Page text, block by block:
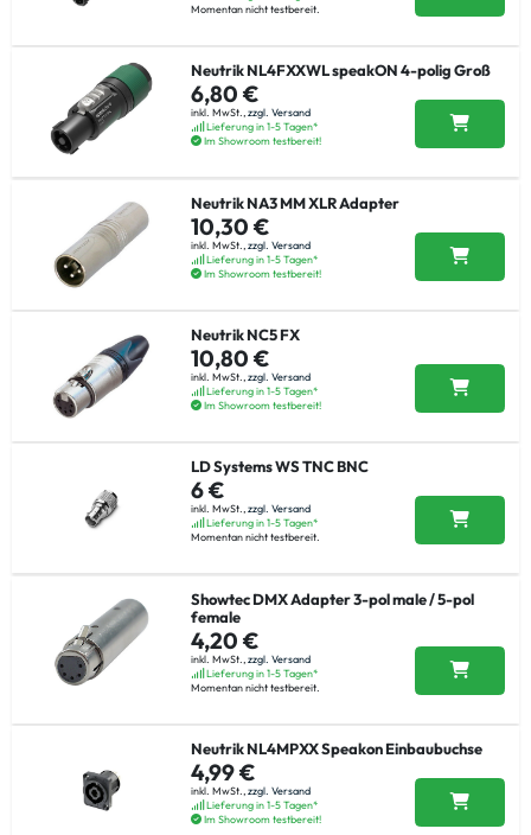
Momentan nicht testbereit.
Neutrik NL4FXXWL speakON 4-polig Groß
6,80 €
inkl. MwSt., zzgl. Versand
Lieferung in 1-5 Tagen*
Im Showroom testbereit!
Neutrik NA3 MM XLR Adapter
10,30 €
inkl. MwSt., zzgl. Versand
Lieferung in 1-5 Tagen*
Im Showroom testbereit!
Neutrik NC5 FX
10,80 €
inkl. MwSt., zzgl. Versand
Lieferung in 1-5 Tagen*
Im Showroom testbereit!
LD Systems WS TNC BNC
6 €
inkl. MwSt.,zzgl. Versand
Lieferung in 1-5 Tagen*
Momentan nicht testbereit.
Showtec DMX Adapter 3-pol male / 5-pol
female
4,20 €
inkl. MwSt., zzgl. Versand
Lieferung in 1-5 Tagen*
Momentan nicht testbereit.
Neutrik NL4MPXX Speakon Einbaubuchse
4,99 €
inkl. MwSt., zzgl. Versand
Lieferung in 1-5 Tagen*
Im Showroom testbereit!